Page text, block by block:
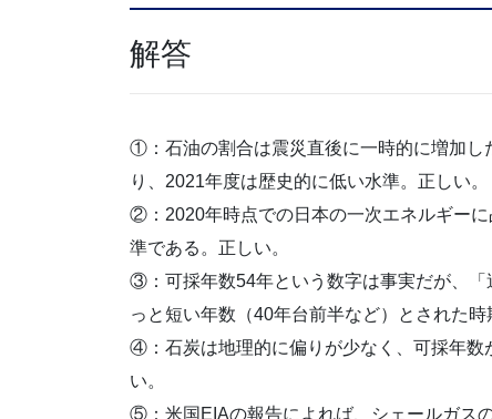
解答
①：石油の割合は震災直後に一時的に増加し
り、2021年度は歴史的に低い水準。正しい。
②：2020年時点での日本の一次エネルギー
準である。正しい。
③：可採年数54年という数字は事実だが、
っと短い年数（40年台前半など）とされた時
④：石炭は地理的に偏りが少なく、可採年数
い。
⑤：米国EIAの報告によれば、シェールガス